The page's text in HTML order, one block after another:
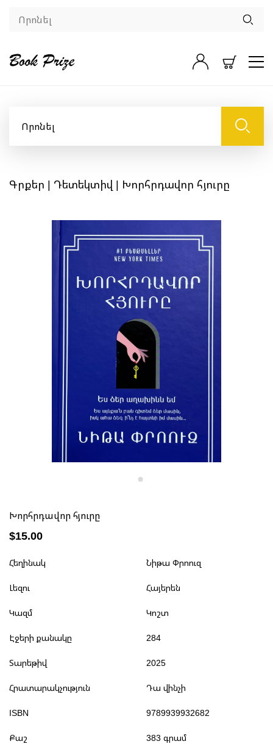
Գրքեր | Դետեկտիվ | Խորհրդավոր հյուրը
Խորհրդավոր հյուրը
$15.00
Հեղինակ Նիթա Փրոուզ
Լեզու Հայերեն
Կազմ Կոշտ
Էջերի քանակը 284
Տարեթիվ 2025
Հրատարակչություն Դա վինչի
ISBN 9789939932682
Քաշ 383 գրամ